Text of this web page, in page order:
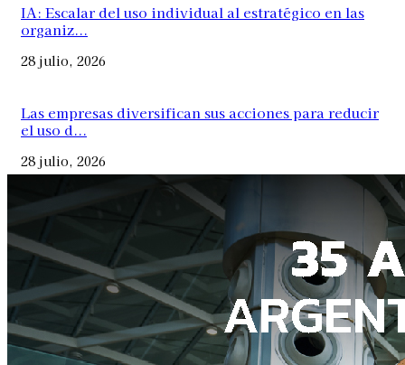
IA: Escalar del uso individual al estratégico en las
organiz...
28 julio, 2026
Las empresas diversifican sus acciones para reducir
el uso d...
28 julio, 2026